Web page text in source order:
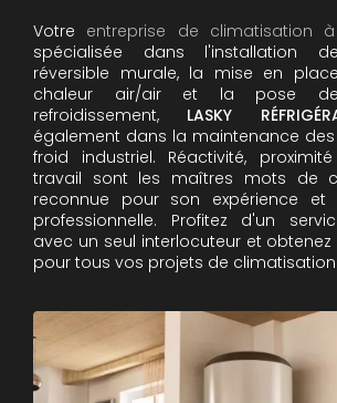
Votre entreprise de climatisation à
spécialisée dans l'installation
réversible murale, la mise en
chaleur air/air et la pose
refroidissement, LASKY
également dans la maintenance
froid industriel. Réactivité,
travail sont les maîtres mots de
reconnue pour son expérience et
professionnelle. Profitez d'un
avec un seul interlocuteur et
pour tous vos projets de climatisation.